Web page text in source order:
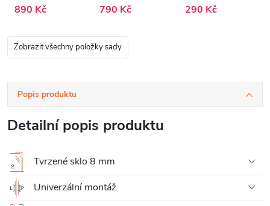
890 Kč 790 Kč 290 Kč
Zobrazit všechny položky sady
Popis produktu
Detailní popis produktu
Tvrzené sklo 8 mm
Univerzální montáž